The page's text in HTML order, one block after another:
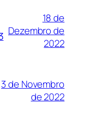
18 de
Dezembro de
2022
3 de Novembro
de 2022